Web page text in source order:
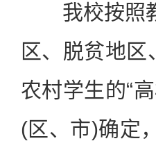
我校按照教
区、脱贫地
农村学生的“
(区、市)确定